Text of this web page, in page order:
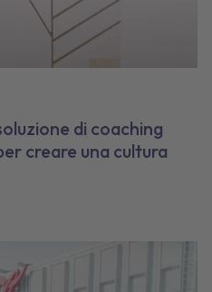
di coaching
creare una cultura